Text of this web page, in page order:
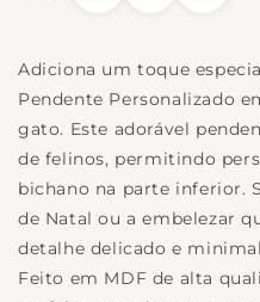
Adiciona um toque
Pendente Personalizado
gato. Este adorável
de felinos, permitindo
bichano na parte inferior.
de Natal ou a embelezar
detalhe delicado e
Feito em MDF de alta